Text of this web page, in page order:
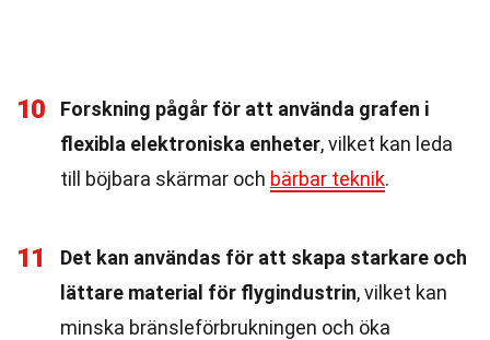
10
Forskning pågår för att använda grafen i
flexibla elektroniska enheter, vilket kan leda
till böjbara skärmar och bärbar teknik.
11
Det kan användas för att skapa starkare och
lättare material för flygindustrin, vilket kan
minska bränsleförbrukningen och öka